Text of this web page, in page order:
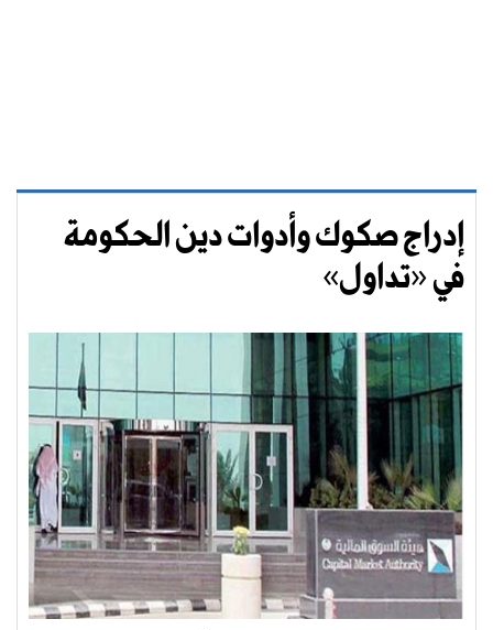
إدراج صكوك وأدوات دين الحكومة
في «تداول»